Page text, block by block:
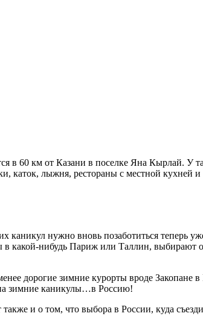
в 60 км от Казани в поселке Яна Кырлай. У
каток, лыжня, рестораны с местной кухней
каникул нужно вновь позаботиться теперь
какой-нибудь Париж или Таллин, выбирают
дорогие зимние курорты вроде Закопане
на зимние каникулы…в Россию!
и о том, что выбора в России, куда